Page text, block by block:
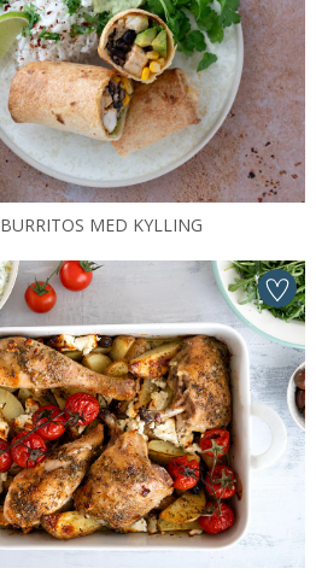
BURRITOS MED KYLLING